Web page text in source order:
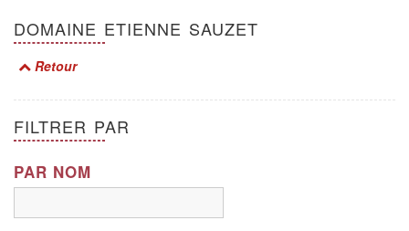
DOMAINE ETIENNE SAUZET
Retour
FILTRER PAR
PAR NOM